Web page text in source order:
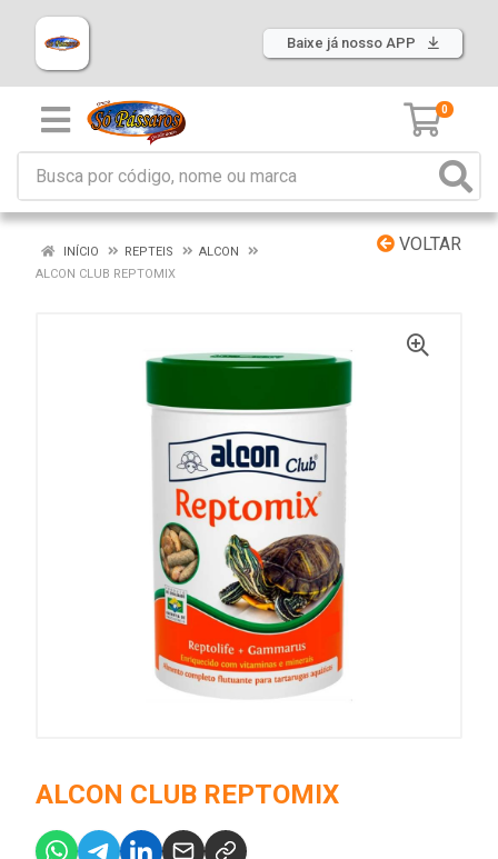
Baixe já nosso APP
0
VOLTAR
INÍCIO REPTEIS
ALCON
ALCON CLUB REPTOMIX
ALCON CLUB REPTOMIX